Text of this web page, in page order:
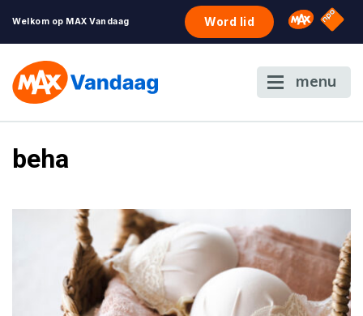
Welkom op MAX Vandaag Word lid Omroep
NPO
menu
beha